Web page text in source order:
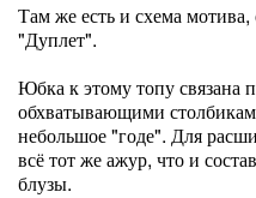
Там же есть и схема
"Дуплет".
Юбка к этому топу связана
обхватывающими
небольшое "годе". Для
всё тот же ажур, что и
блузы.